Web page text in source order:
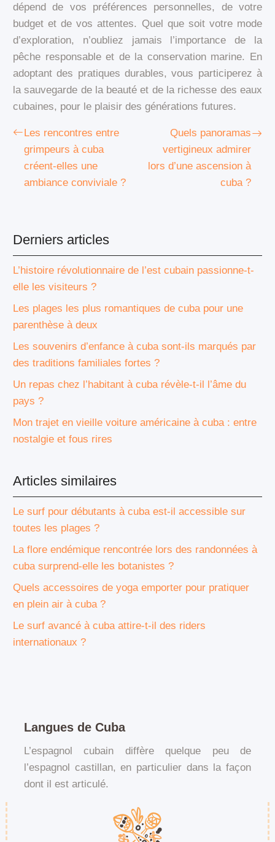
dépend de vos préférences personnelles, de votre
budget et de vos attentes. Quel que soit votre mode
d’exploration, n’oubliez jamais l’importance de la
pêche responsable et de la conservation marine. En
adoptant des pratiques durables, vous participerez à
la sauvegarde de la beauté et de la richesse des eaux
cubaines, pour le plaisir des générations futures.
Les rencontres entre
grimpeurs à cuba
créent-elles une
ambiance conviviale ?
Quels panoramas
vertigineux admirer
lors d’une ascension à
cuba ?
Derniers articles
L’histoire révolutionnaire de l’est cubain passionne-t-
elle les visiteurs ?
Les plages les plus romantiques de cuba pour une
parenthèse à deux
Les souvenirs d’enfance à cuba sont-ils marqués par
des traditions familiales fortes ?
Un repas chez l’habitant à cuba révèle-t-il l’âme du
pays ?
Mon trajet en vieille voiture américaine à cuba : entre
nostalgie et fous rires
Articles similaires
Le surf pour débutants à cuba est-il accessible sur
toutes les plages ?
La flore endémique rencontrée lors des randonnées à
cuba surprend-elle les botanistes ?
Quels accessoires de yoga emporter pour pratiquer
en plein air à cuba ?
Le surf avancé à cuba attire-t-il des riders
internationaux ?
Langues de Cuba
L’espagnol cubain diffère quelque peu de
l’espagnol castillan, en particulier dans la façon
dont il est articulé.